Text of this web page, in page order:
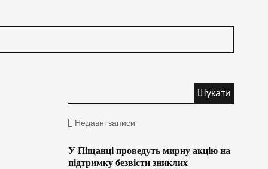
Недавні записи
У Піщанці проведуть мирну акцію на
підтримку безвісти зниклих